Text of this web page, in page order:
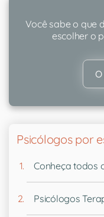
Você sabe o que
escolher o
Psicólogos por
Conheça todos
Psicólogos